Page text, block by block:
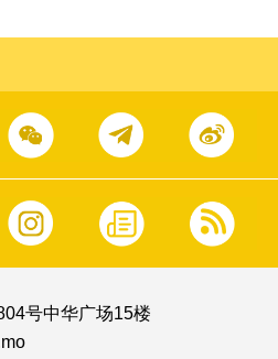
号中华广场15楼